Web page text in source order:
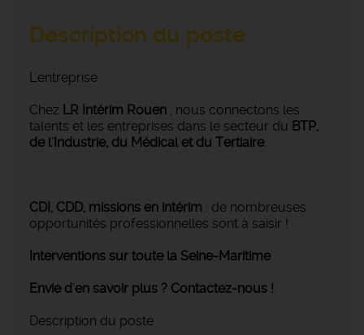
Description du poste
L'entreprise
Chez LR Intérim Rouen , nous connectons les
talents et les entreprises dans le secteur du BTP,
de l'Industrie, du Médical et du Tertiaire.
CDI, CDD, missions en intérim : de nombreuses
opportunités professionnelles sont à saisir !
Interventions sur toute la Seine-Maritime
Envie d'en savoir plus ? Contactez-nous !
Description du poste